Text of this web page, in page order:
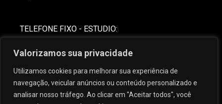
Valorizamos sua privacidade
Utilizamos cookies para melhorar sua experiência de
navegação, veicular anúncios ou conteúdo personalizado e
analisar nosso tráfego. Ao clicar em "Aceitar todos", você
TELEFONE FIXO - ESTUDIO:
(82) 99621-8806